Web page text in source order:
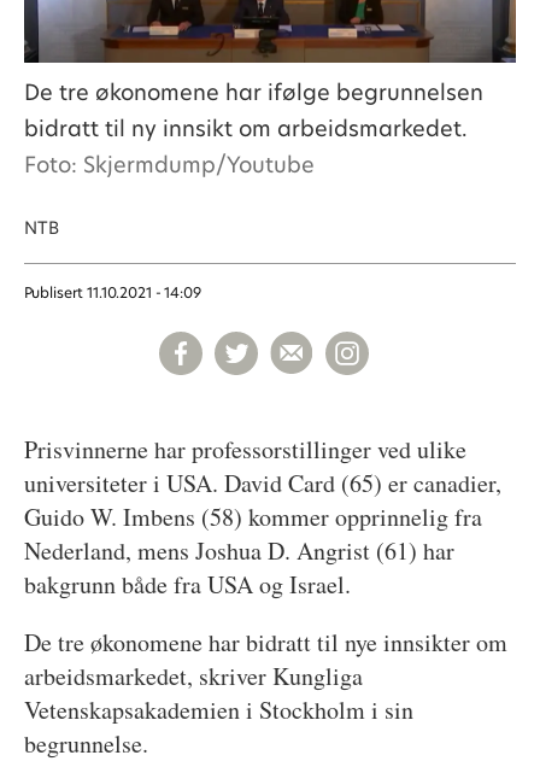
De tre økonomene har ifølge begrunnelsen
bidratt til ny innsikt om arbeidsmarkedet.
Foto: Skjermdump/Youtube
NTB
Publisert 11.10.2021 - 14:09
Prisvinnerne har professorstillinger ved ulike
universiteter i USA. David Card (65) er canadier,
Guido W. Imbens (58) kommer opprinnelig fra
Nederland, mens Joshua D. Angrist (61) har
bakgrunn både fra USA og Israel.
De tre økonomene har bidratt til nye innsikter om
arbeidsmarkedet, skriver Kungliga
Vetenskapsakademien i Stockholm i sin
begrunnelse.